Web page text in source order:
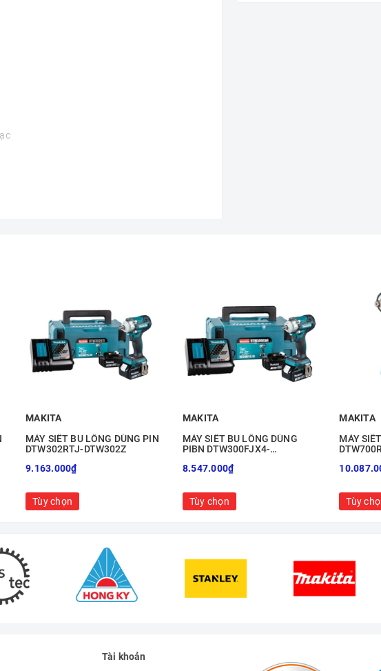
MAKITA
MÁY SIẾT BU LÔNG DÙNG PIN
DTW302RTJ-DTW302Z
9.163.000₫
Tùy chọn
MAKITA
MÁY SIẾT BU LÔNG DÙNG
PIBN DTW300FJX4-
8.547.000₫
Tùy chọn
MAKITA
MÁY
Tùy
Tài khoản